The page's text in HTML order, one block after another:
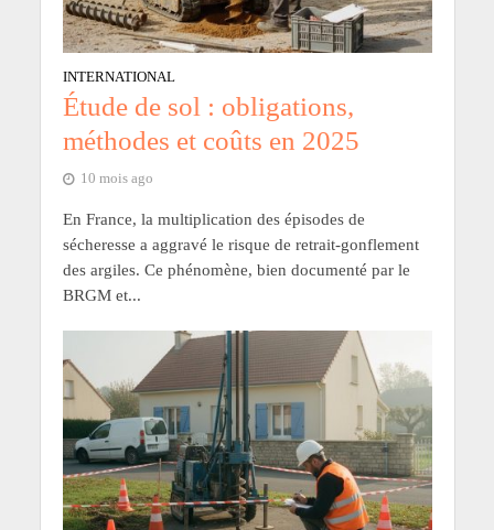
INTERNATIONAL
Étude de sol : obligations,
méthodes et coûts en 2025
10 mois ago
En France, la multiplication des épisodes de
sécheresse a aggravé le risque de retrait-gonflement
des argiles. Ce phénomène, bien documenté par le
BRGM et...